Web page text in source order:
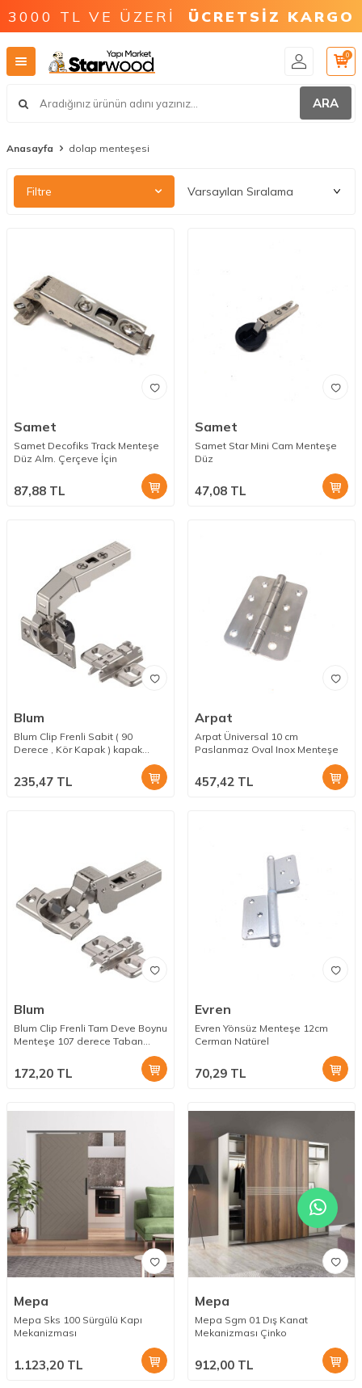
3000 TL VE ÜZERİ ÜCRETSİZ KARGO
ARA
0
Anasayfa dolap menteşesi
Filtre
Samet
Samet Decofiks Track Menteşe
Düz Alm. Çerçeve İçin
87,88 TL
Samet
Samet Star Mini Cam Menteşe
Düz
47,08 TL
Blum
Blum Clip Frenli Sabit ( 90
Derece , Kör Kapak ) kapak
Menteşesi 3 mm Taban Dahil
235,47 TL
Arpat
Arpat Üniversal 10 cm
Paslanmaz Oval Inox Menteşe
457,42 TL
Blum
Blum Clip Frenli Tam Deve Boynu
Menteşe 107 derece Taban
172,20 TL
Evren
Evren Yönsüz Menteşe 12cm
Cerman Natürel
70,29 TL
Mepa
Mepa Sks 100 Sürgülü Kapı
Mekanizması
1.123,20 TL
Mepa
Mepa Sgm 01 Dış Kanat
Mekanizması Çinko
912,00 TL